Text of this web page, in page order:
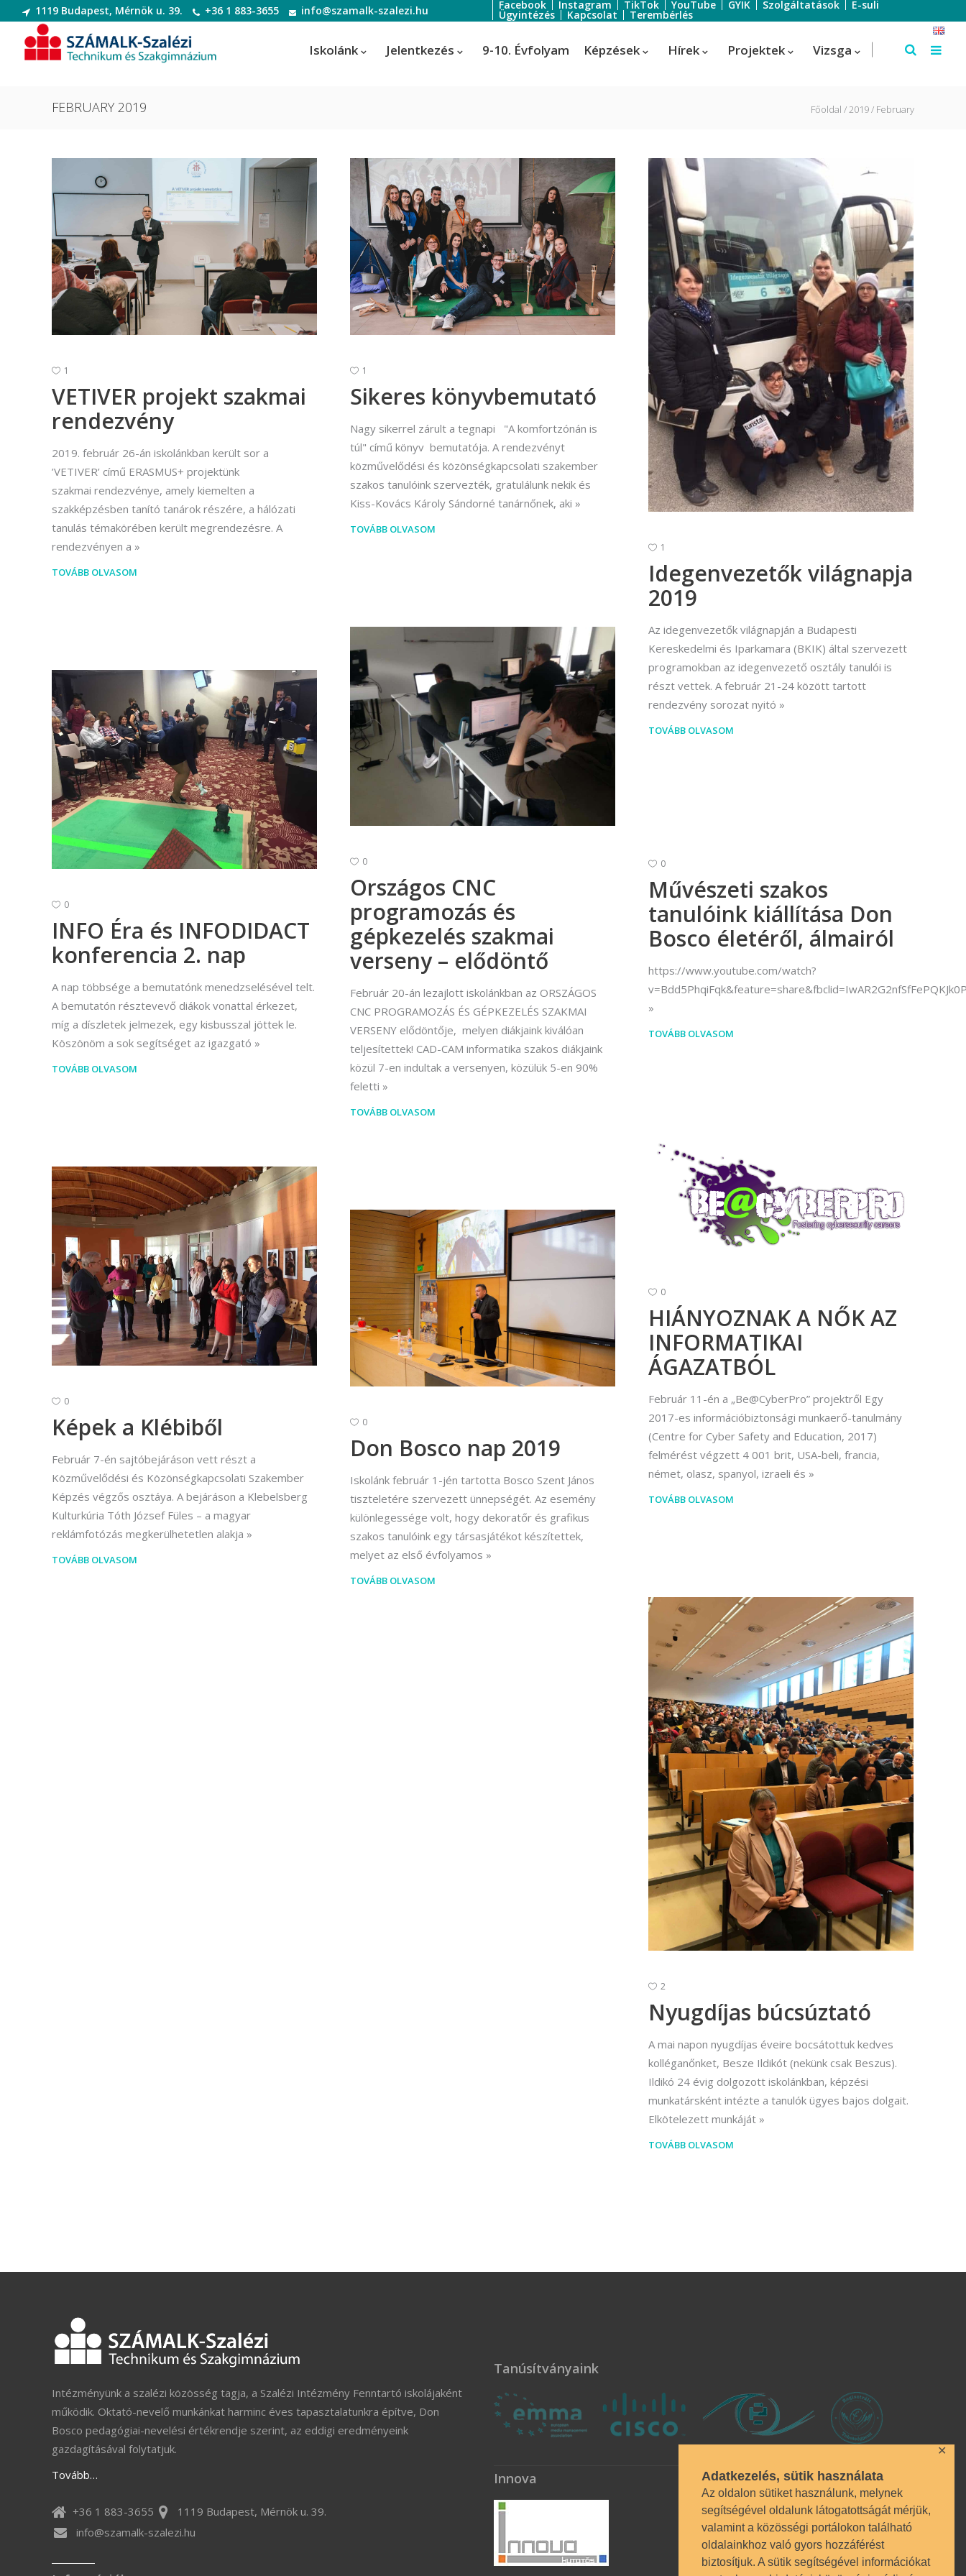
Adatkezelés, sütik használata
Az oldalon sütiket használunk, melynek
segítségével oldalunk látogatottságát mérjük,
valamint a közösségi portálokon található
oldalainkhoz való gyors hozzáférést
biztosítjuk. A sütik segítségével információkat
✕
1119 Budapest, Mérnök u. 39. +36 1 883-3655 info@szamalk-szalezi.hu Facebook Instagram TikTok YouTube GYIK Szolgáltatások E-suli
Ügyintézés Kapcsolat Terembérlés
Iskolánk Jelentkezés 9-10. Évfolyam Képzések
alkalmazás-üzemeltető technikus
Informatikai rendszer- és
alkalmazás-üzemeltető technikus
Szoftverfejlesztő és -tesztelő
Szoftverfejlesztő és -tesztelő
Dekoratőr
Digitális festő és média designer
Digitális festő és média designer
Divat-, jelmez- és díszlettervező
(Divattervező)
Divat-, jelmez- és díszlettervező
(Divattervező)
Képző és iparművészeti
munkatárs (Festő)
Informatikai rendszer- és
alkalmazás-üzemeltető technikus
Szálloda-szervező
Turisztikai technikus – 1 éves
képzés!
Turisztikai technikus
(Idegenvezető)
Turisztikai technikus (turisztikai
szervező)
Vállalkozási ügyviteli ügyintéző
Vállalkozási ügyviteli ügyintéző
Hírek Projektek Vizsga
FEBRUARY 2019 Főoldal 2019 February
1
VETIVER projekt szakmai
rendezvény
2019. február 26-án iskolánkban került sor a
’VETIVER’ című ERASMUS+ projektünk
szakmai rendezvénye, amely kiemelten a
szakképzésben tanító tanárok részére, a hálózati
tanulás témakörében került megrendezésre. A
rendezvényen a
TOVÁBB OLVASOM
1
Sikeres könyvbemutató
Nagy sikerrel zárult a tegnapi "A komfortzónán is
túl" című könyv bemutatója. A rendezvényt
közművelődési és közönségkapcsolati szakember
szakos tanulóink szervezték, gratulálunk nekik és
Kiss-Kovács Károly Sándorné tanárnőnek, aki
TOVÁBB OLVASOM
1
Idegenvezetők világnapja
2019
Az idegenvezetők világnapján a Budapesti
Kereskedelmi és Iparkamara (BKIK) által szervezett
programokban az idegenvezető osztály tanulói is
részt vettek. A február 21-24 között tartott
rendezvény sorozat nyitó
TOVÁBB OLVASOM
0
Országos CNC
programozás és
gépkezelés szakmai
verseny – elődöntő
Február 20-án lezajlott iskolánkban az ORSZÁGOS
CNC PROGRAMOZÁS ÉS GÉPKEZELÉS SZAKMAI
VERSENY elődöntője, melyen diákjaink kiválóan
teljesítettek! CAD-CAM informatika szakos diákjaink
közül 7-en indultak a versenyen, közülük 5-en 90%
feletti
TOVÁBB OLVASOM
0
INFO Éra és INFODIDACT
konferencia 2. nap
A nap többsége a bemutatónk menedzselésével telt.
A bemutatón résztevevő diákok vonattal érkezet,
míg a díszletek jelmezek, egy kisbusszal jöttek le.
Köszönöm a sok segítséget az igazgató
TOVÁBB OLVASOM
0
Művészeti szakos
tanulóink kiállítása Don
Bosco életéről, álmairól
https://www.youtube.com/watch?
TOVÁBB OLVASOM
0
HIÁNYOZNAK A NŐK AZ
INFORMATIKAI
ÁGAZATBÓL
Február 11-én a „Be@CyberPro” projektről Egy
2017-es információbiztonsági munkaerő-tanulmány
(Centre for Cyber ​​Safety and Education, 2017)
felmérést végzett 4 001 brit, USA-beli, francia,
német, olasz, spanyol, izraeli és
TOVÁBB OLVASOM
0
Képek a Klébiből
Február 7-én sajtóbejáráson vett részt a
Közművelődési és Közönségkapcsolati Szakember
Képzés végzős osztáya. A bejáráson a Klebelsberg
Kulturkúria Tóth József Füles – a magyar
reklámfotózás megkerülhetetlen alakja
TOVÁBB OLVASOM
0
Don Bosco nap 2019
Iskolánk február 1-jén tartotta Bosco Szent János
tiszteletére szervezett ünnepségét. Az esemény
különlegessége volt, hogy dekoratőr és grafikus
szakos tanulóink egy társasjátékot készítettek,
melyet az első évfolyamos
TOVÁBB OLVASOM
2
Nyugdíjas búcsúztató
A mai napon nyugdíjas éveire bocsátottuk kedves
kolléganőnket, Besze Ildikót (nekünk csak Beszus).
Ildikó 24 évig dolgozott iskolánkban, képzési
munkatársként intézte a tanulók ügyes bajos dolgait.
Elkötelezett munkáját
TOVÁBB OLVASOM
Intézményünk a szalézi közösség tagja, a Szalézi Intézmény Fenntartó iskolájaként
működik. Oktató-nevelő munkánkat harminc éves tapasztalatunkra építve, Don
Bosco pedagógiai-nevelési értékrendje szerint, az eddigi eredményeink
gazdagításával folytatjuk.
Tovább…
+36 1 883-3655
1119 Budapest, Mérnök u. 39.
info@szamalk-szalezi.hu
Tanúsítványaink
Innova